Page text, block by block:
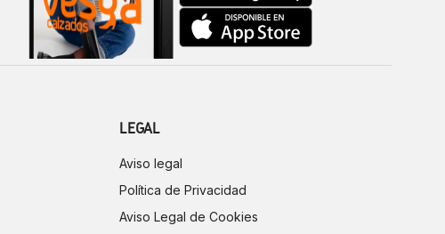
LEGAL
Aviso legal
Política de Privacidad
Aviso Legal de Cookies